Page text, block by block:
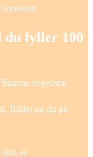
forerkort
fyller 100
vegvesen
Bildet tar du på
ditt, er